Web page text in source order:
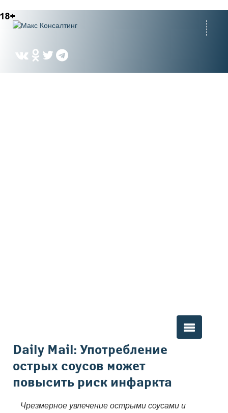
Вы здесь
Daily Mail: Употребление
острых соусов может
повысить риск инфаркта
Чрезмерное увлечение острыми соусами и